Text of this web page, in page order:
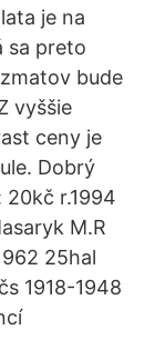
je na
sa preto
bude
vyššie
ceny je
Dobrý
r.1994
M.R
25hal
1918-1948